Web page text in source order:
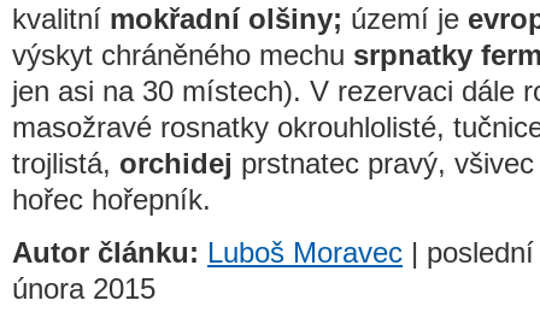
kvalitní mokřadní olšiny; území je
výskyt chráněného mechu srpnatky
jen asi na 30 místech). V rezervaci dále
masožravé rosnatky okrouhlolisté,
trojlistá, orchidej prstnatec pravý,
hořec hořepník.
Autor článku: Luboš Moravec |
února 2015